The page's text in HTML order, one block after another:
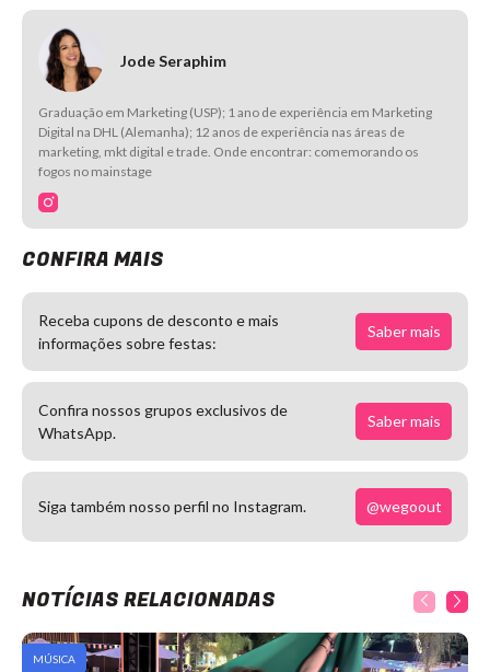
Jode Seraphim
Graduação em Marketing (USP); 1 ano de experiência em Marketing
Digital na DHL (Alemanha); 12 anos de experiência nas áreas de
marketing, mkt digital e trade. Onde encontrar: comemorando os
fogos no mainstage
CONFIRA MAIS
Receba cupons de desconto e mais
informações sobre festas:
Saber mais
Confira nossos grupos exclusivos de
WhatsApp.
Saber mais
Siga também nosso perfil no Instagram. @wegoout
NOTÍCIAS RELACIONADAS
MÚSICA